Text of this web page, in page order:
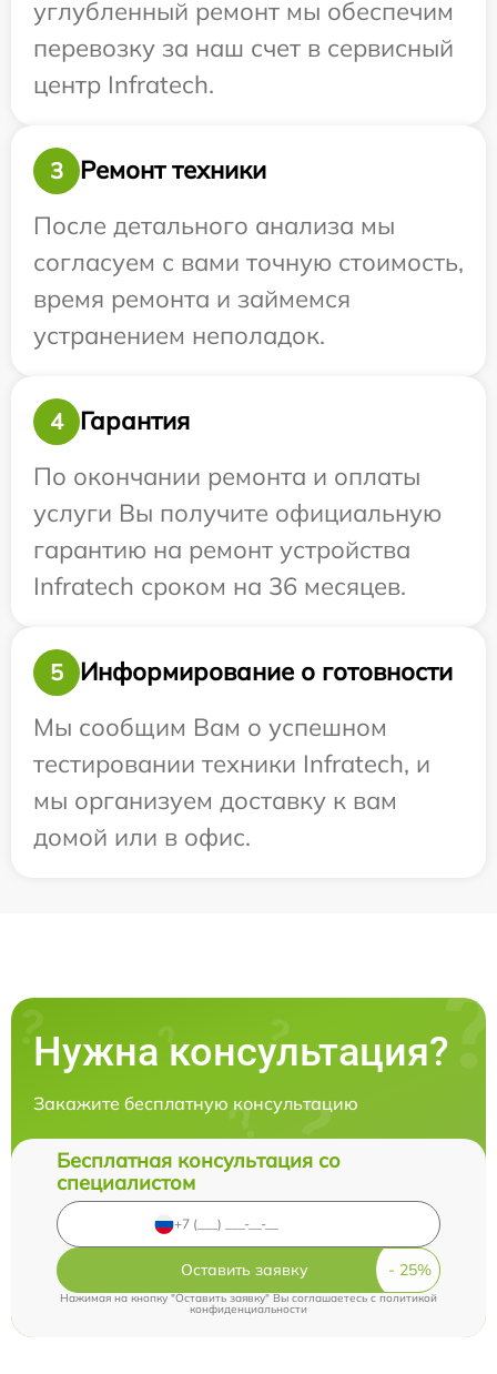
углубленный ремонт мы обеспечим
перевозку за наш счет в сервисный
центр Infratech.
3
Ремонт техники
После детального анализа мы
согласуем с вами точную стоимость,
время ремонта и займемся
устранением неполадок.
4
Гарантия
По окончании ремонта и оплаты
услуги Вы получите официальную
гарантию на ремонт устройства
Infratech сроком на 36 месяцев.
5
Информирование о готовности
Мы сообщим Вам о успешном
тестировании техники Infratech, и
мы организуем доставку к вам
домой или в офис.
Нужна консультация?
Закажите бесплатную консультацию
Бесплатная консультация со
специалистом
Оставить заявку
Нажимая на кнопку "Оставить заявку" Вы соглашаетесь cполитикой
конфиденциальности